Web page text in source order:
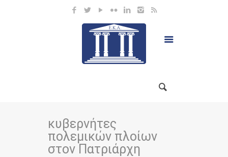
κυβερνήτες
πολεμικών πλοίων
στον Πατριάρχη